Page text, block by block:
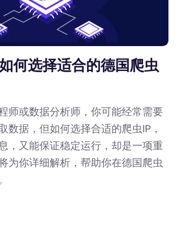
何选择适合的德国爬虫
师或数据分析师，你可能经常需要
数据，但如何选择合适的爬虫IP，
，又能保证稳定运行，却是一项重
为你详细解析，帮助你在德国爬虫